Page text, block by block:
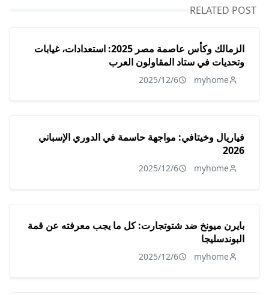
RELATED POST
الزمالك وكأس عاصمة مصر 2025: استعدادات، غيابات
وتحديات في ستاد المقاولون العرب
myhome
2025/12/6
فياريال وخيتافي: مواجهة حاسمة في الدوري الإسباني
2026
myhome
2025/12/6
بايرن ميونخ ضد شتوتجارت: كل ما يجب معرفته عن قمة
البوندسليجا
myhome
2025/12/6